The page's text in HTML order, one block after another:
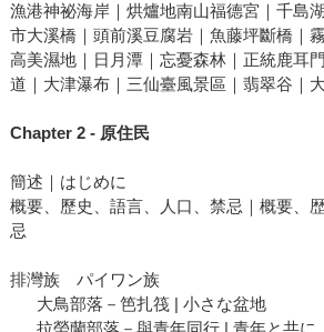
漁港神祕海岸｜烘爐地南山福德宮｜千島
市大溪橋｜頭前溪豆腐岩｜魚藤坪斷橋｜
高美濕地｜日月潭｜忘憂森林｜正統鹿耳
道｜大津瀑布｜三仙臺風景區｜翡翠谷｜
Chapter 2 - 原住民
簡述｜はじめに
概要、歷史、語言、人口、禁忌｜概要、
忌
排灣族 パイワン族
大鳥部落－笆扎筏 | 小さな盆地
拉勞蘭部落－與青年同行 | 青年と共に